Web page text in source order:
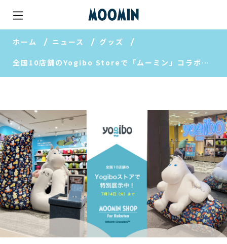
ホーム ニュース グッズ
全国10店舗のYogibo Storeで「ムーミン」コラボレーションシリーズを展示中【MOOMIN SHOP 楽天市場店】